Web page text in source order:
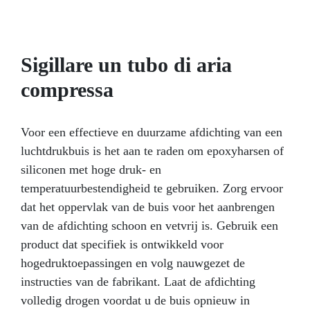
met Hars, Was, Gips, Metaal met een laag
smeltpunt, Zeep of Cement; Ideaal voor het
maken van 3D-mallen met de SGUANTO
Duurzaam: garandeert tot 50 perfecte
afgietsels uit dezelfde mal; Wit gekleurd, kan
naar wens gekleurd worden; Gecertificeerd
niet-giftig post-katalytisch voor huidcontact.
Wilt u uw modellen natuurgetrouw
reproduceren, zelfs met complexe vormen en
sterke ondersnijdingen? Liquid Mod 15/20
shores zal u helpen snel en gemakkelijk een
ideaal resultaat te bereiken! Vloeibaar
Siliconenrubber 15/20 SHORES: Voor zeer
gedetailleerde mallen en afgietsels, zelfs met
complexe ondersnijdingen.
Sigillare un tubo di aria
compressa
Voor een effectieve en duurzame afdichting van een
luchtdrukbuis is het aan te raden om epoxyharsen of
siliconen met hoge druk- en
temperatuurbestendigheid te gebruiken. Zorg ervoor
dat het oppervlak van de buis voor het aanbrengen
van de afdichting schoon en vetvrij is. Gebruik een
product dat specifiek is ontwikkeld voor
hogedruktoepassingen en volg nauwgezet de
instructies van de fabrikant. Laat de afdichting
volledig drogen voordat u de buis opnieuw in